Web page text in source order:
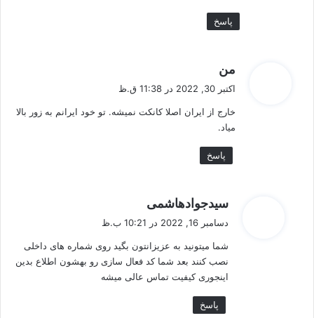
پاسخ
من
:
اکتبر 30, 2022 در 11:38 ق.ظ
خارج از ایران اصلا کانکت نمیشه. تو خود ایرانم به زور بالا
میاد.
پاسخ
سیدجوادهاشمی
ف
:
دسامبر 16, 2022 در 10:21 ب.ظ
شما میتونید به عزیزانتون بگید روی شماره های داخلی
نصب کنند بعد شما کد فعال سازی رو بهشون اطلاع بدین
اینجوری کیفیت تماس عالی میشه
پاسخ